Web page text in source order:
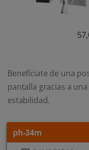
Benefíciate de una
pantalla gracias a
estabilidad.
ph-34m